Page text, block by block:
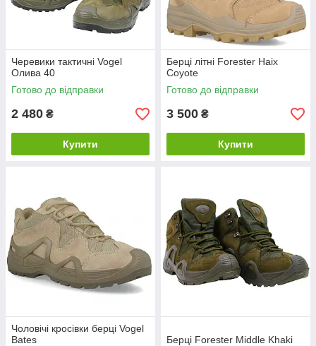
Черевики тактичні Vogel
Олива 40
Готово до відправки
2 480 ₴
Купити
Берці літні Forester Haix
Coyote
Готово до відправки
3 500 ₴
Купити
Чоловічі кросівки берці Vogel
Bates
Берці Forester Middle Khaki